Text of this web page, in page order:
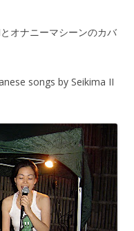
オナニーマシーンのカバ
songs by Seikima II